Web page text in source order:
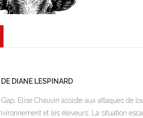
DIANE LESPINARD
Elise Chauvin assiste aux attaques de
et les éleveurs. La situation